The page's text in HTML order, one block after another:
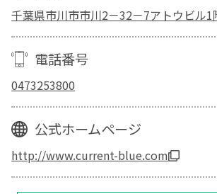
千葉県市川市市川2－32－7アトウビル1
電話番号
0473253800
公式ホームページ
http://www.current-blue.com